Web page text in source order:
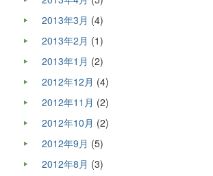
2013年3月 (4)
2013年2月 (1)
2013年1月 (2)
2012年12月 (4)
2012年11月 (2)
2012年10月 (2)
2012年9月 (5)
2012年8月 (3)